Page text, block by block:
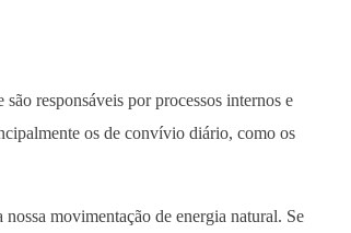
responsáveis por processos internos e
os de convívio diário, como os
movimentação de energia natural. Se